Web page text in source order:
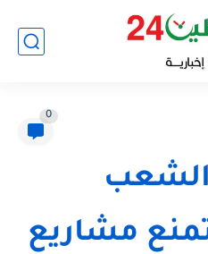
0
مشاريع